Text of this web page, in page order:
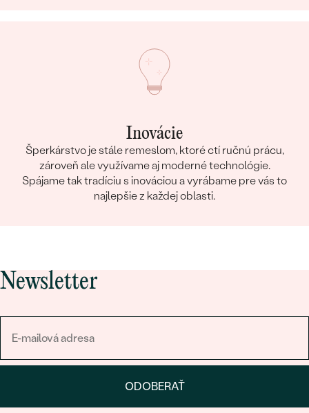
Inovácie
Šperkárstvo je stále remeslom, ktoré ctí ručnú prácu,
zároveň ale využívame aj moderné technológie.
Spájame tak tradíciu s inováciou a vyrábame pre vás to
najlepšie z každej oblasti.
Newsletter
ODOBERAŤ